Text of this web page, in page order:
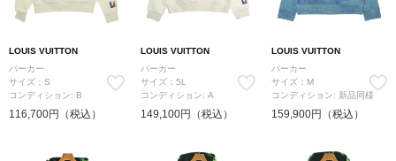
LOUIS VUITTON
パーカー
サイズ：S
コンディション: B
116,700円（税込）
LOUIS VUITTON
パーカー
サイズ：5L
コンディション: A
149,100円（税込）
LOUIS VUITTON
パーカー
サイズ：M
コンディション: 新品同様
159,900円（税込）